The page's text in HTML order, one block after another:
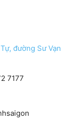
đường Sư Vạn
7177